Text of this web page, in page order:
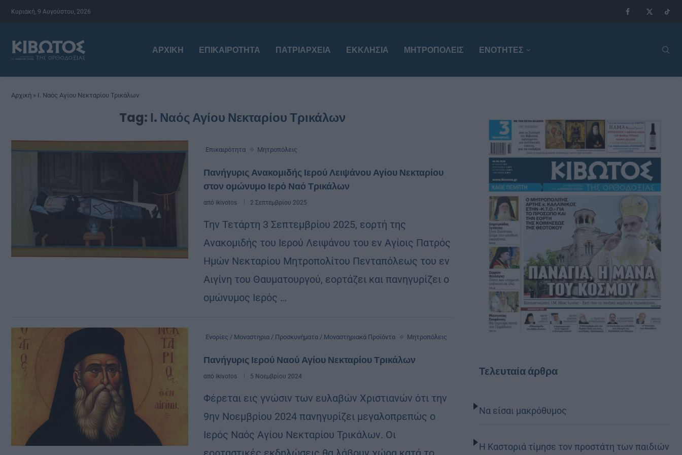
Κυριακή, 9 Αυγούστου, 2026
ΑΡΧΙΚΉ ΕΠΙΚΑΙΡΌΤΗΤΑ ΠΑΤΡΙΑΡΧΕΊΑ ΕΚΚΛΗΣΊΑ ΜΗΤΡΟΠΌΛΕΙΣ ΕΝΟΤΗΤΕΣ
Αρχική » Ι. Ναός Αγίου Νεκταρίου Τρικάλων
Tag: Ι. Ναός Αγίου Νεκταρίου Τρικάλων
Επικαιρότητα Μητροπόλεις
Πανήγυρις Ανακομιδής Ιερού Λειψάνου Αγίου Νεκταρίου
στον ομώνυμο Ιερό Ναό Τρικάλων
από ikivotos 2 Σεπτεμβρίου 2025
Την Τετάρτη 3 Σεπτεμβρίου 2025, εορτή της
Ανακομιδής του Ιερού Λειψάνου του εν Αγίοις Πατρός
Ημών Νεκταρίου Μητροπολίτου Πενταπόλεως του εν
Αιγίνη του Θαυματουργού, εορτάζει και πανηγυρίζει ο
ομώνυμος Ιερός …
Ενορίες / Μοναστηρια / Προσκυνήματα / Μοναστηριακά Προϊόντα Μητροπόλεις
Πανήγυρις Ιερού Ναού Αγίου Νεκταρίου Τρικάλων
από ikivotos 5 Νοεμβρίου 2024
Φέρεται εις γνώσιν των ευλαβών Χριστιανών ότι την
9ην Νοεμβρίου 2024 πανηγυρίζει μεγαλοπρεπώς ο
Ιερός Ναός Αγίου Νεκταρίου Τρικάλων. Οι
Τελευταία άρθρα
Να είσαι μακρόθυμος
Η Καστοριά τίμησε τον προστάτη των παιδιών